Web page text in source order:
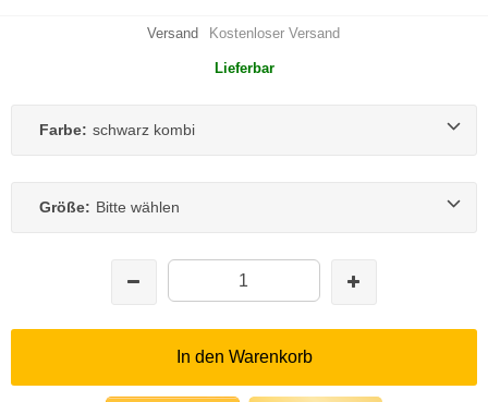
Versand Kostenloser Versand
Lieferbar
Farbe: schwarz kombi
Größe: Bitte wählen
In den Warenkorb